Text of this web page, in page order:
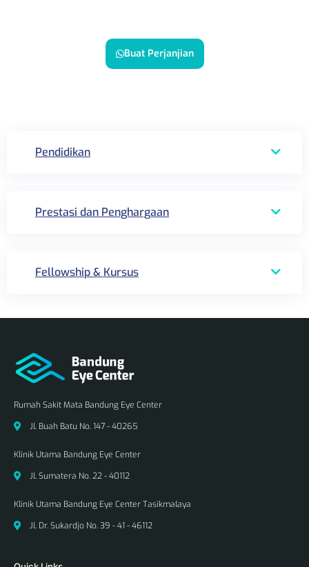
Buat Perjanjian
Pendidikan
Prestasi dan Penghargaan
Fellowship & Kursus
Rumah Sakit Mata Bandung Eye Center
Jl. Buah Batu No. 147 - 40265
Klinik Utama Bandung Eye Center
Jl. Sumatera No. 22 - 40112
Klinik Utama Bandung Eye Center Tasikmalaya
Jl. Dr. Sukardjo No. 39 - 41 - 46112